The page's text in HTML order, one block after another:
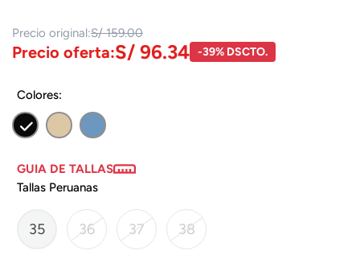
Precio original:S/ 159.00
Precio oferta:S/ 96.34 -39% DSCTO.
Colores:
GUIA DE TALLAS
Tallas Peruanas
35 36 37 38